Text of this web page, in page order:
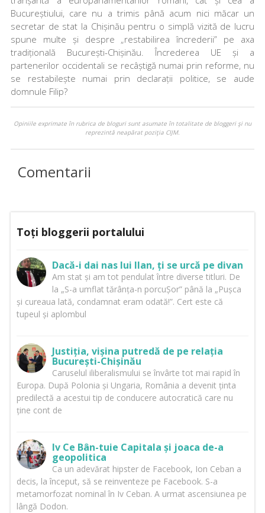
Bucureștiului, care nu a trimis până acum nici măcar un
secretar de stat la Chișinău pentru o simplă vizită de lucru
spune multe și despre „restabilirea încrederii” pe axa
tradițională București-Chișinău. Încrederea UE și a
partenerilor occidentali se recâștigă numai prin reforme, nu
se restabilește numai prin declarații politice, se aude
domnule Filip?
Opiniile exprimate în rubrica de bloguri sunt asumate în totalitate de bloggeri şi nu
reprezintă neapărat poziţia CIJM.
Comentarii
Toți bloggerii portalului
Dacă-i dai nas lui Ilan, ți se urcă pe divan
Am stat și am tot pendulat între diverse titluri. De
la „S-a umflat tărânța-n porcuȘor” până la „Pușca
și cureaua lată, condamnat eram odată!”. Cert este că
tupeul și aplombul
Justiția, vișina putredă de pe relația
București-Chișinău
Caruselul iliberalismului se învârte tot mai rapid în
Europa. După Polonia și Ungaria, România a devenit ținta
predilectă a acestui tip de conducere autocratică care nu
ține cont de
Iv Ce Bân-tuie Capitala și joaca de-a
geopolitica
Ca un adevărat hipster de Facebook, Ion Ceban a
decis, la început, să se reinventeze pe Facebook. S-a
metamorfozat nominal în Iv Ceban. A urmat ascensiunea pe
lângă Dodon.